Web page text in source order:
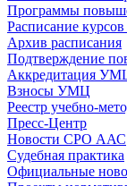
Программы
Расписание
Архив расписания
Подтверждение
Аккредитация
Взносы УМЦ
Реестр учебно-
Пресс-Центр
Новости СРО ААС
Судебная практика
Официальные